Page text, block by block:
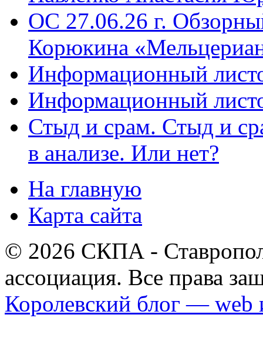
ОС 27.06.26 г.
Корюкина
Информационный
Информационный
Стыд и срам. Стыд и
в анализе. Или нет?
На главную
Карта сайта
© 2026 СКПА -
ассоциация. Все права
Королевский блог — web